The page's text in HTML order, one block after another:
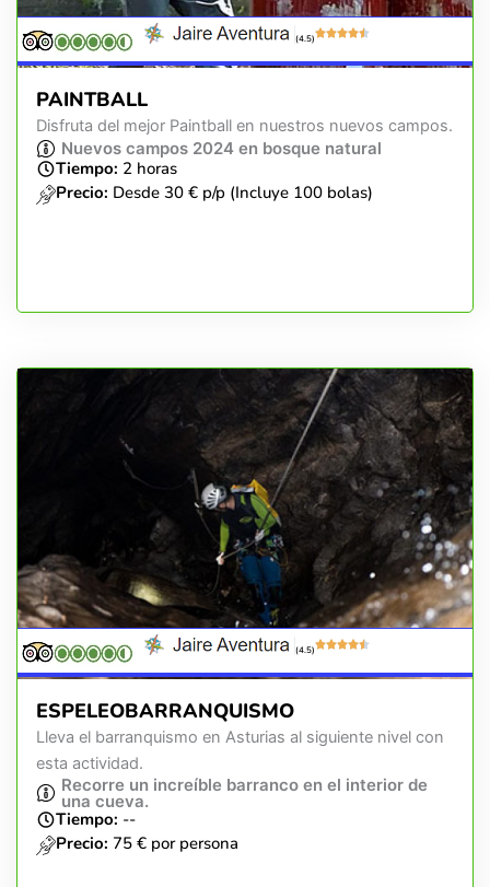
(4.5)
PAINTBALL
Disfruta del mejor Paintball en nuestros nuevos campos.
Nuevos campos 2024 en bosque natural
Tiempo: 2 horas
Precio: Desde 30 € p/p (Incluye 100 bolas)
(4.5)
ESPELEOBARRANQUISMO
Lleva el barranquismo en Asturias al siguiente nivel con
esta actividad.
Recorre un increíble barranco en el interior de
una cueva.
Tiempo: --
Precio: 75 € por persona